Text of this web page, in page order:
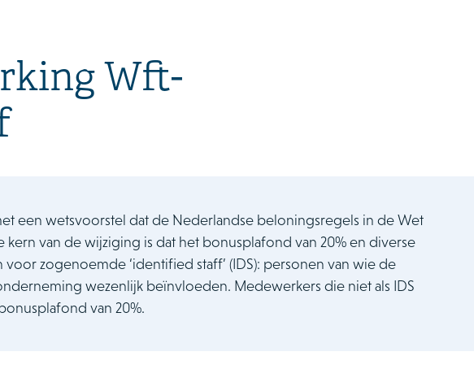
Wft-
een wetsvoorstel dat de Nederlandse beloningsregels in de Wet
van de wijziging is dat het bonusplafond van 20% en diverse
zogenoemde ‘identified staff’ (IDS): personen van wie de
wezenlijk beïnvloeden. Medewerkers die niet als IDS
van 20%.